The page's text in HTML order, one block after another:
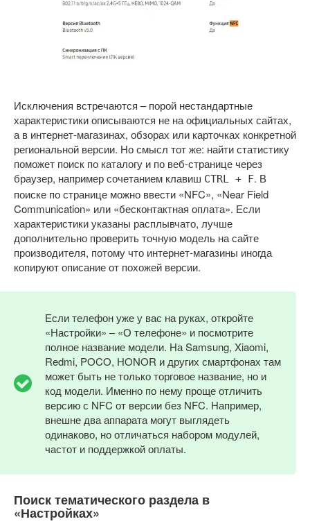
Исключения встречаются – порой нестандартные
характеристики описываются не на официальных сайтах,
а в интернет-магазинах, обзорах или карточках конкретной
региональной версии. Но смысл тот же: найти статистику
поможет поиск по каталогу и по веб-странице через
браузер, например сочетанием клавиш CTRL + F. В
поиске по странице можно ввести «NFC», «Near Field
Communication» или «бесконтактная оплата». Если
характеристики указаны расплывчато, лучше
дополнительно проверить точную модель на сайте
производителя, потому что интернет-магазины иногда
копируют описание от похожей версии.
Если телефон уже у вас на руках, откройте
«Настройки» – «О телефоне» и посмотрите
полное название модели. На Samsung, Xiaomi,
Redmi, POCO, HONOR и других смартфонах там
может быть не только торговое название, но и
код модели. Именно по нему проще отличить
версию с NFC от версии без NFC. Например,
внешне два аппарата могут выглядеть
одинаково, но отличаться набором модулей,
частот и поддержкой оплаты.
Поиск тематического раздела в
«Настройках»